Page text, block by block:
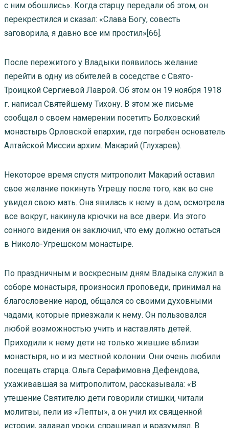
с ним обошлись». Когда старцу передали об этом, он
перекрестился и сказал: «Слава Богу, совесть
заговорила, я давно все им простил»[66].
После пережитого у Владыки появилось желание
перейти в одну из обителей в соседстве с Свято-
Троицкой Сергиевой Лаврой. Об этом он 19 ноября 1918
г. написал Святейшему Тихону. В этом же письме
сообщал о своем намерении посетить Болховский
монастырь Орловской епархии, где погребен основатель
Алтайской Миссии архим. Макарий (Глухарев).
Некоторое время спустя митрополит Макарий оставил
свое желание покинуть Угрешу после того, как во сне
увидел свою мать. Она явилась к нему в дом, осмотрела
все вокруг, накинула крючки на все двери. Из этого
сонного видения он заключил, что ему должно остаться
в Николо-Угрешском монастыре.
По праздничным и воскресным дням Владыка служил в
соборе монастыря, произносил проповеди, принимал на
благословение народ, общался со своими духовными
чадами, которые приезжали к нему. Он пользовался
любой возможностью учить и наставлять детей.
Приходили к нему дети не только жившие вблизи
монастыря, но и из местной колонии. Они очень любили
посещать старца. Ольга Серафимовна Дефендова,
ухаживавшая за митрополитом, рассказывала: «В
утешение Святителю дети говорили стишки, читали
молитвы, пели из «Лепты», а он учил их священной
истории, задавал уроки, спрашивал и вразумлял. В